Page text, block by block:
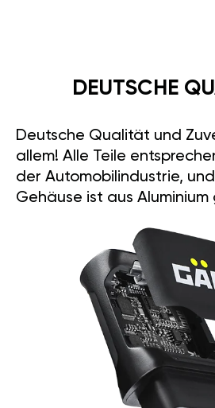
DEUTSCHE
Deutsche Qualität und
allem! Alle Teile
der Automobilindustrie,
Gehäuse ist aus